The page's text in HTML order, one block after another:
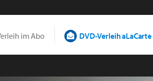
im Abo DVD-Verleih aLaCarte